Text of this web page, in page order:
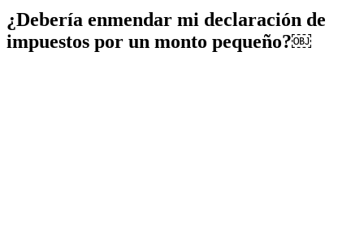
¿Debería enmendar mi declaración de
impuestos por un monto pequeño?￼